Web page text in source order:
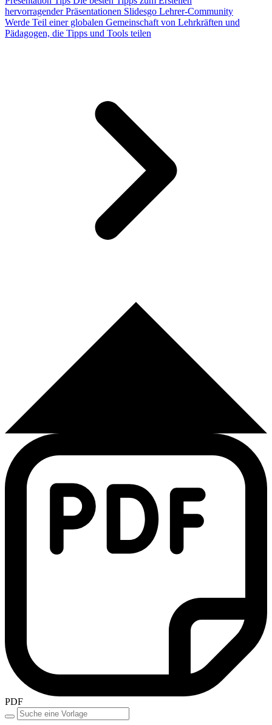
hervorragender Präsentationen Slidesgo Lehrer-Community
Werde Teil einer globalen Gemeinschaft von Lehrkräften und
Pädagogen, die Tipps und Tools teilen
PDF